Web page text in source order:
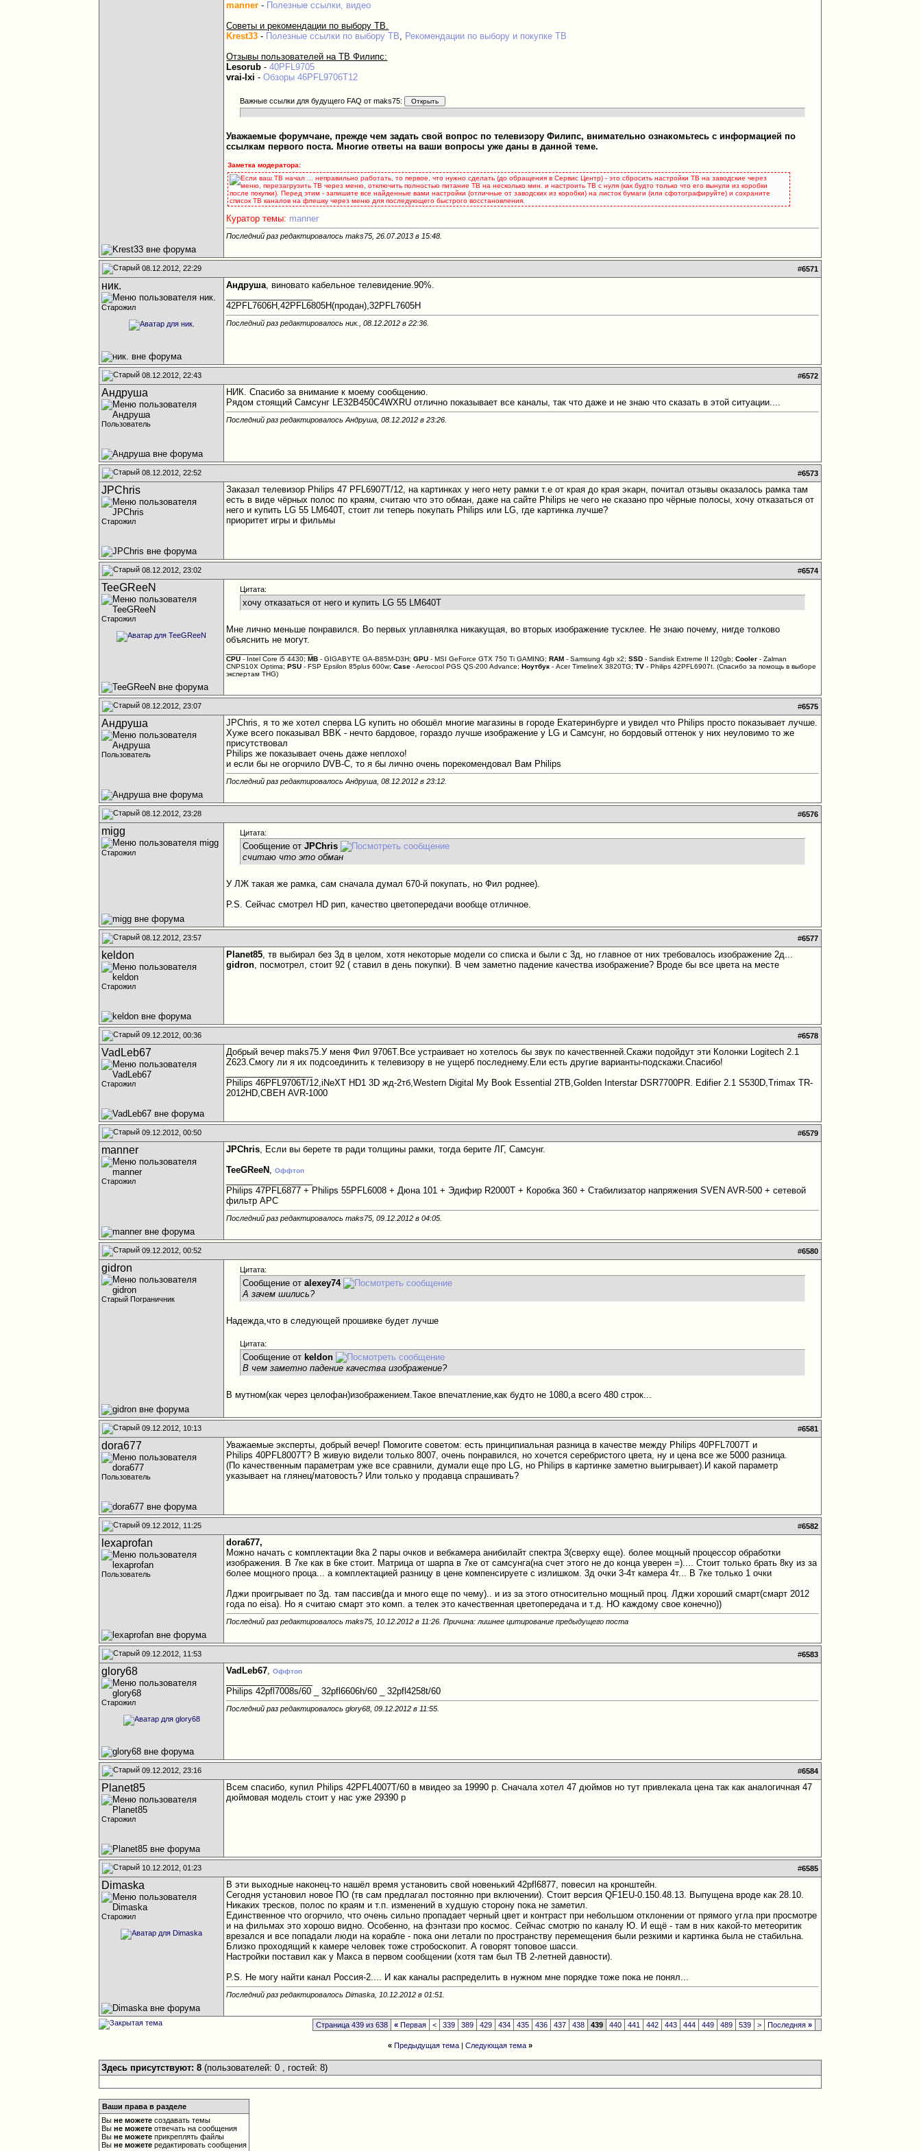
manner - Полезные ссылки, видео
Советы и рекомендации по выбору ТВ.
Krest33 - Полезные ссылки по выбору ТВ, Рекомендации по выбору и покупке ТВ
Отзывы пользователей на ТВ Филипс:
Lesorub -40PFL9705
vrai-lxi -Обзоры 46PFL9706T12
Важные ссылки для будущего FAQ от maks75:
Уважаемые форумчане, прежде чем задать свой вопрос по телевизору Филипс, внимательно ознакомьтесь с информацией по
ссылкам первого поста. Многие ответы на ваши вопросы уже даны в данной теме.
Заметка модератора:
Если ваш ТВ начал ... неправильно работать, то первое, что нужно сделать (до обращения в Сервис Центр) - это сбросить настройки ТВ на заводские через
меню, перезагрузить ТВ через меню, отключить полностью питание ТВ на несколько мин. и настроить ТВ с нуля (как будто только что его вынули из коробки
после покупки). Перед этим - запишите все найденные вами настройки (отличные от заводских из коробки) на листок бумаги (или сфотографируйте) и сохраните
список ТВ каналов на флешку через меню для последующего быстрого восстановления.
Куратор темы: manner
Последний раз редактировалось maks75, 26.07.2013 в 15:48
08.12.2012, 22:29 #6571
ник.
Старожил
Андруша, виновато кабельное телевидение.90%.
42PFL7606H,42PFL6805H(продан),32PFL7605H
Последний раз редактировалось ник., 08.12.2012 в22:36
08.12.2012, 22:43 #6572
Андруша
Пользователь
НИК. Спасибо за внимание к моему сообщению.
Рядом стоящий Самсунг LE32B450C4WXRU отлично показывает все каналы, так что даже и не знаю что сказать в этой ситуации....
Последний раз редактировалось Андруша, 08.12.2012 в23:26
08.12.2012, 22:52 #6573
JPChris
Старожил
Заказал телевизор Philips 47 PFL6907T/12, на картинках у него нету рамки т.е от края до края экарн, почитал отзывы оказалось рамка там
есть в виде чёрных полос по краям, считаю что это обман, даже на сайте Philips не чего не сказано про чёрные полосы, хочу отказаться от
него и купить LG 55 LM640T, стоит ли теперь покупать Philips или LG, где картинка лучше?
приоритет игры и фильмы
08.12.2012, 23:02 #6574
TeeGReeN
Старожил
Цитата:
хочу отказаться от него и купить LG 55 LM640T
Мне лично меньше понравился. Во первых уплавнялка никакущая, во вторых изображение тусклее. Не знаю почему, нигде толково
объяснить не могут.
CPU - Intel Core i5 4430;MB - GIGABYTE GA-B85M-D3H;GPU - MSI GeForce GTX 750 Ti GAMING;RAM - Samsung 4gb x2;SSD - Sandisk Extreme II 120gb;Cooler - Zalman
CNPS10X Optima;PSU - FSP Epsilon 85plus 600w;Case - Aerocool PGS QS-200 Advance;Ноутбук - Acer TimelineX 3820TG;TV - Philips 42PFL6907t. (Спасибо за помощь в выборе
экспертам THG)
08.12.2012, 23:07 #6575
Андруша
Пользователь
JPChris, я то же хотел сперва LG купить но обошёл многие магазины в городе Екатеринбурге и увидел что Philips просто показывает лучше.
Хуже всего показывал BBK - нечто бардовое, гораздо лучше изображение у LG и Самсунг, но бордовый оттенок у них неуловимо то же
присутствовал
Philips же показывает очень даже неплохо!
и если бы не огорчило DVB-C, то я бы лично очень порекомендовал Вам Philips
Последний раз редактировалось Андруша, 08.12.2012 в23:12
08.12.2012, 23:28 #6576
migg
Старожил
Цитата:
Сообщение отJPChris
считаю что это обман
У ЛЖ такая же рамка, сам сначала думал 670-й покупать, но Фил роднее).
P.S. Сейчас смотрел HD рип, качество цветопередачи вообще отличное.
08.12.2012, 23:57 #6577
keldon
Старожил
Planet85, тв выбирал без 3д в целом, хотя некоторые модели со списка и были с 3д, но главное от них требовалось изображение 2д...
gidron, посмотрел, стоит 92 ( ставил в день покупки). В чем заметно падение качества изображение? Вроде бы все цвета на месте
09.12.2012, 00:36 #6578
VadLeb67
Старожил
Добрый вечер maks75.У меня Фил 9706Т.Все устраивает но хотелось бы звук по качественней.Скажи подойдут эти Колонки Logitech 2.1
Z623.Смогу ли я их подсоединить к телевизору в не ущерб последнему.Ели есть другие варианты-подскажи.Спасибо!
Philips 46PFL9706T/12,iNeXT HD1 3D жд-2тб,Western Digital My Book Essential 2TB,Golden Interstar DSR7700PR. Edifier 2.1 S530D,Trimax TR-
2012HD,СВЕН AVR-1000
09.12.2012, 00:50 #6579
manner
Старожил
JPChris, Если вы берете тв ради толщины рамки, тогда берите ЛГ, Самсунг.
TeeGReeN ,Оффтоп
Philips 47PFL6877 + Philips 55PFL6008 + Дюна 101 + Эдифир R2000T + Коробка 360 + Стабилизатор напряжения SVEN AVR-500 + сетевой
фильтр APC
Последний раз редактировалось maks75, 09.12.2012 в04:05
09.12.2012, 00:52 #6580
gidron
Старый Пограничник
Цитата:
Сообщение отalexey74
А зачем шились?
Надежда,что в следующей прошивке будет лучше
Цитата:
Сообщение от keldon
В чем заметно падение качества изображение?
В мутном(как через целофан)изображением.Такое впечатление,как будто не 1080,а всего 480 строк...
09.12.2012, 10:13 #6581
dora677
Пользователь
Уважаемые эксперты, добрый вечер! Помогите советом: есть принципиальная разница в качестве между Philips 40PFL7007T и
Philips 40PFL8007T? В живую видели только 8007, очень понравился, но хочется серебристого цвета, ну и цена все же 5000 разница.
(По качественным параметрам уже все сравнили, думали еще про LG, но Philips в картинке заметно выигрывает).И какой параметр
указывает на глянец/матовость? Или только у продавца спрашивать?
09.12.2012, 11:25 #6582
lexaprofan
Пользователь
dora677,
Можно начать с комплектации 8ка 2 пары очков и вебкамера анибилайт спектра 3(сверху еще). более мощный процессор обработки
изображения. В 7ке как в 6ке стоит. Матрица от шарпа в 7ке от самсунга(на счет этого не до конца уверен =).... Стоит только брать 8ку из за
более мощного проца... а комплектацией разницу в цене компенсируете с излишком. 3д очки 3-4т камера 4т... В 7ке только 1 очки
Лджи проигрывает по 3д. там пассив(да и много еще по чему).. и из за этого относительно мощный проц. Лджи хороший смарт(смарт 2012
года по eisa). Но я считаю смарт это комп. а телек это качественная цветопередача и т.д. НО каждому свое конечно))
Последний раз редактировалось maks75, 10.12.2012 в 11:26 . Причина: лишнее цитирование предыдущего поста
09.12.2012, 11:53 #6583
glory68
Старожил
VadLeb67,Оффтоп
Philips 42pfl7008s/60 _ 32pfl6606h/60 _ 32pfl4258t/60
Последний раз редактировалось glory68, 09.12.2012 в 11:55
09.12.2012, 23:16 #6584
Planet85
Старожил
Всем спасибо, купил Philips 42PFL4007T/60 в мвидео за 19990 р. Сначала хотел 47 дюймов но тут привлекала цена так как аналогичная 47
дюймовая модель стоит у нас уже 29390 р
10.12.2012, 01:23 #6585
Dimaska
Старожил
В эти выходные наконец-то нашёл время установить свой новенький 42pfl6877, повесил на кронштейн.
Сегодня установил новое ПО (тв сам предлагал постоянно при включении). Стоит версия QF1EU-0.150.48.13. Выпущена вроде как 28.10.
Никаких тресков, полос по краям и т.п. изменений в худшую сторону пока не заметил.
Единственное что огорчило, что очень сильно пропадает черный цвет и контраст при небольшом отклонении от прямого угла при просмотре
и на фильмах это хорошо видно. Особенно, на фэнтази про космос. Сейчас смотрю по каналу Ю. И ещё - там в них какой-то метеоритик
врезался и все попадали люди на корабле - пока они летали по пространству перемещения были резкими и картинка была не стабильна.
Близко проходящий к камере человек тоже стробоскопит. А говорят топовое шасси.
Настройки поставил как у Макса в первом сообщении (хотя там был ТВ 2-летней давности).
P.S. Не могу найти канал Россия-2.... И как каналы распределить в нужном мне порядке тоже пока не понял...
Последний раз редактировалось Dimaska, 10.12.2012 в01:51
Страница 439 из 638 « Первая < 339 389 429 434 435 436 437 438 439 440 441 442 443 444 449 489 539 > Последняя»
« Предыдущая тема |Следующая тема »
Здесь присутствуют: 8(пользователей: 0 , гостей: 8)
Ваши права в разделе
Выне можете создавать темы
Выне можете отвечать на сообщения
Выне можете прикреплять файлы
Выне можете редактировать сообщения